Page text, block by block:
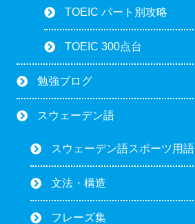
TOEIC パート別攻略
TOEIC 300点台
勉強ブログ
スウェーデン語
スウェーデン語スポーツ用語
文法・構造
フレーズ集